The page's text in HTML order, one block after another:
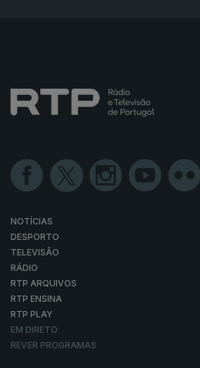
NOTÍCIAS
DESPORTO
TELEVISÃO
RÁDIO
RTP ARQUIVOS
RTP ENSINA
RTP PLAY
EM DIRETO
REVER PROGRAMAS